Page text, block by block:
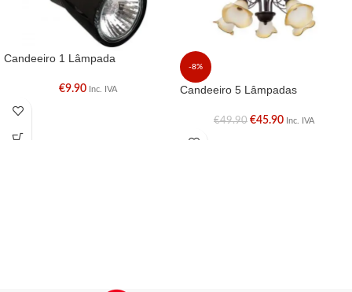
Candeeiro 1 Lâmpada
€9.90 Inc. IVA
-8%
Candeeiro 5 Lâmpadas
€49.90 €45.90 Inc. IVA